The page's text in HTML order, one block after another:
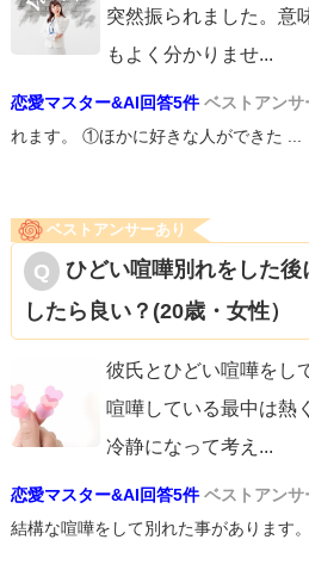
突然振られました。意
もよく分かりませ...
恋愛マスター&AI回答5件 ベストアンサ
れます。 ①ほかに好きな人ができた ...
ベストアンサーあり
ひどい喧嘩別れをした後
したら良い？(20歳・女性）
彼氏とひどい喧嘩をし
喧嘩している最中は熱
冷静になって考え ...
恋愛マスター&AI回答5件 ベストアンサ
結構な喧嘩をして別れた事があります